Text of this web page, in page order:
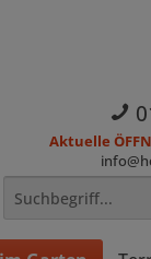
Aktuelle